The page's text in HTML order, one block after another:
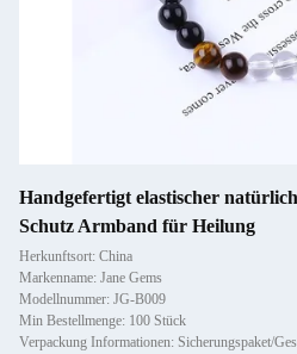
Handgefertigt elastischer
Schutz Armband für Heilung
Herkunftsort: China
Markenname: Jane Gems
Modellnummer: JG-B009
Min Bestellmenge: 100 Stück
Verpackung Informationen: Sicherungspaket/